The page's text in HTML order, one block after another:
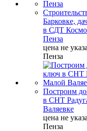
Барковке,
в СДТ
Пенза
цена не
Пенза
Построим
в СНТ
Валяевке
цена не
Пенза